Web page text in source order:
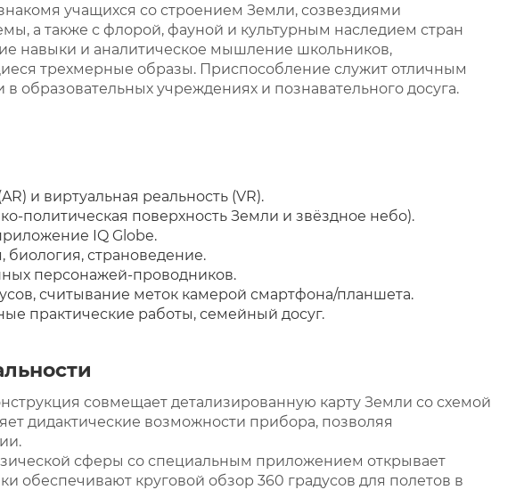
учащихся со строением Земли, созвездиями
а также с флорой, фауной и культурным наследием стран
навыки и аналитическое мышление школьников,
трехмерные образы. Приспособление служит отличным
образовательных учреждениях и познавательного досуга.
и виртуальная реальность (VR).
политическая поверхность Земли и звёздное небо).
IQ Globe.
биология, страноведение.
персонажей-проводников.
считывание меток камерой смартфона/планшета.
практические работы, семейный досуг.
совмещает детализированную карту Земли со схемой
дидактические возможности прибора, позволяя
сферы со специальным приложением открывает
обеспечивают круговой обзор 360 градусов для полетов в